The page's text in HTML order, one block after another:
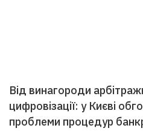
Від винагороди
цифровізації: у Києві
проблеми процедур